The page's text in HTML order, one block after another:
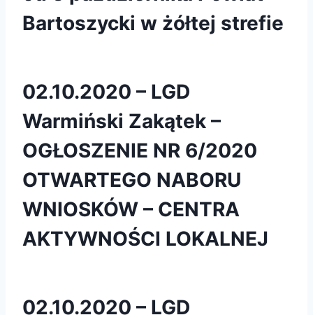
Bartoszycki w żółtej strefie
02.10.2020 – LGD
Warmiński Zakątek –
OGŁOSZENIE NR 6/2020
OTWARTEGO NABORU
WNIOSKÓW – CENTRA
AKTYWNOŚCI LOKALNEJ
02.10.2020 – LGD